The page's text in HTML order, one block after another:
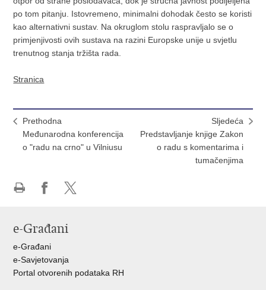
po tom pitanju. Istovremeno, minimalni dohodak često se koristi
kao alternativni sustav. Na okruglom stolu raspravljalo se o
primjenjivosti ovih sustava na razini Europske unije u svjetlu
trenutnog stanja tržišta rada.
Stranica
Prethodna
Međunarodna konferencija
o "radu na crno" u Vilniusu
Sljedeća
Predstavljanje knjige Zakon
o radu s komentarima i
tumačenjima
Facebooku
X-
e-Građani
e-Građani
e-Savjetovanja
Portal otvorenih podataka RH